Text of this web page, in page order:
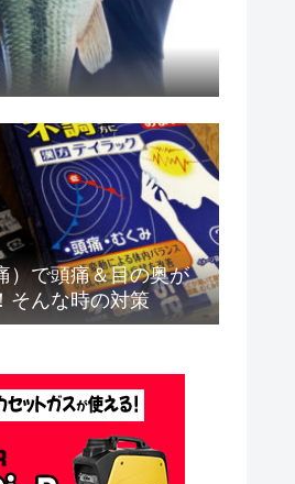
）で頭痛＆目の奥が
そんな時の対策